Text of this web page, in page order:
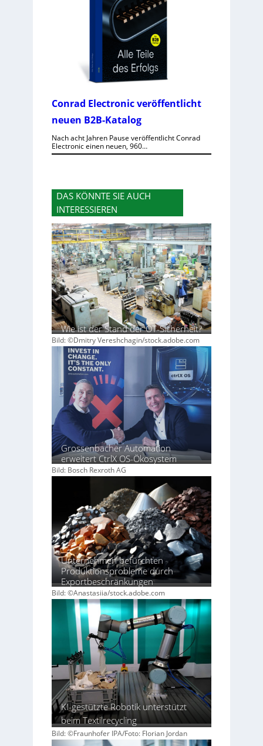
Conrad Electronic veröffentlicht
neuen B2B-Katalog
Nach acht Jahren Pause veröffentlicht Conrad
Electronic einen neuen, 960…
DAS KÖNNTE SIE AUCH
INTERESSIEREN
Wie ist der Stand der OT-Sicherheit?
Bild: ©Dmitry Vereshchagin/stock.adobe.com
Grossenbacher Automation
erweitert CtrlX OS-Ökosystem
Bild: Bosch Rexroth AG
Unternehmen befürchten
Produktionsprobleme durch
Exportbeschränkungen
Bild: ©Anastasiia/stock.adobe.com
KI-gestützte Robotik unterstützt
beim Textilrecycling
Bild: ©Fraunhofer IPA/Foto: Florian Jordan